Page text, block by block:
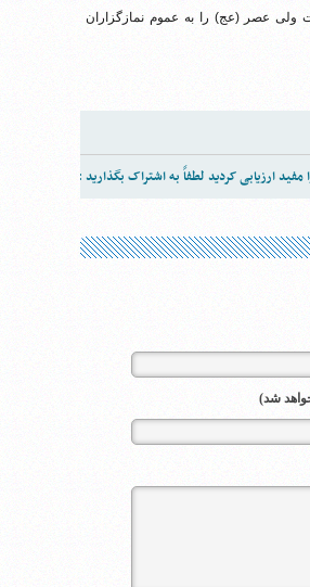
ولی عصر (عج) را به عموم نمازگزاران
ارزیابی کردید لطفاً به اشتراک بگذارید :
شد)